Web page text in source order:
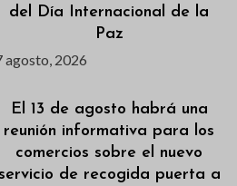
del Día Internacional de la
Paz
agosto, 2026
El 13 de agosto habrá una
reunión informativa para los
comercios sobre el nuevo
de recogida puerta a